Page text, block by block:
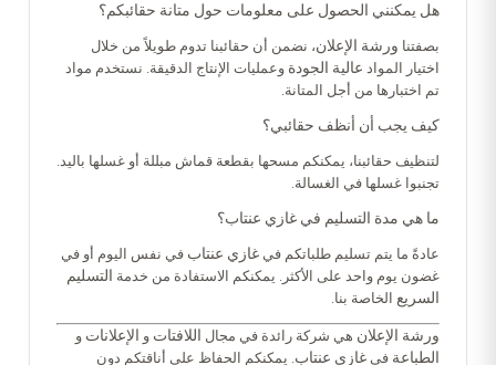
هل يمكنني الحصول على معلومات حول متانة حقائبكم؟
بصفتنا ورشة الإعلان، نضمن أن حقائبنا تدوم طويلاً من خلال
اختيار المواد عالية الجودة وعمليات الإنتاج الدقيقة. نستخدم مواد
تم اختبارها من أجل المتانة.
كيف يجب أن أنظف حقائبي؟
لتنظيف حقائبنا، يمكنكم مسحها بقطعة قماش مبللة أو غسلها باليد.
تجنبوا غسلها في الغسالة.
ما هي مدة التسليم في غازي عنتاب؟
عادةً ما يتم تسليم طلباتكم في غازي عنتاب في نفس اليوم أو في
غضون يوم واحد على الأكثر. يمكنكم الاستفادة من خدمة التسليم
السريع الخاصة بنا.
ورشة الإعلان هي شركة رائدة في مجال اللافتات و الإعلانات و
الطباعة في غازي عنتاب. يمكنكم الحفاظ على أناقتكم دون